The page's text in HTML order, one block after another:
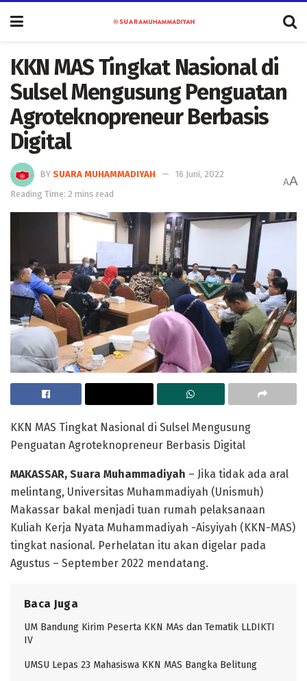
KKN MAS Tingkat Nasional di
Sulsel Mengusung Penguatan
Agroteknopreneur Berbasis
Digital
BY SUARA MUHAMMADIYAH
16 Juni, 2022
Reading Time: 2 mins read
AA
KKN MAS Tingkat Nasional di Sulsel Mengusung
Penguatan Agroteknopreneur Berbasis Digital
MAKASSAR, Suara Muhammadiyah – Jika tidak ada aral
melintang, Universitas Muhammadiyah (Unismuh)
Makassar bakal menjadi tuan rumah pelaksanaan
Kuliah Kerja Nyata Muhammadiyah -Aisyiyah (KKN-MAS)
tingkat nasional. Perhelatan itu akan digelar pada
Agustus – September 2022 mendatang.
Baca Juga
UM Bandung Kirim Peserta KKN MAs dan Tematik LLDIKTI
IV
UMSU Lepas 23 Mahasiswa KKN MAS Bangka Belitung